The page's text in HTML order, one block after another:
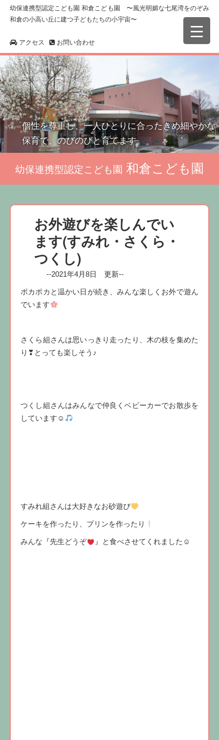
幼保連携型認定こども園 和倉こども園 〜風光明媚な七尾湾をのぞみ
和倉の小高い丘に建つ子どもたちの小宇宙〜
アクセス お問い合わせ
個性を尊重し、一人ひとりに合ったきめ細やかな
保育で、のびのびと育てます。
幼保連携型認定こども園 和倉こども園
お外遊びを楽しんでい
ます(すみれ・さくら・
つくし)
--2021年4月8日 更新--
ポカポカと温かい日が続き、みんな楽しくお外で遊ん
でいます
さくら組さんは思いっきり走ったり、木の枝を集めた
り❣とっても楽しそう♪
つくし組さんはみんなで仲良くベビーカーでお散歩を
しています☺
すみれ組さんは大好きなお砂遊び
ケーキを作ったり、プリンを作ったり
みんな『先生どうぞ 』と食べさせてくれました☺